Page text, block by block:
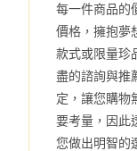
每一件商品的
價格，擁抱夢
款式或限量珍
盡的諮詢與推
定，讓您購物
要考量，因此
您做出明智的